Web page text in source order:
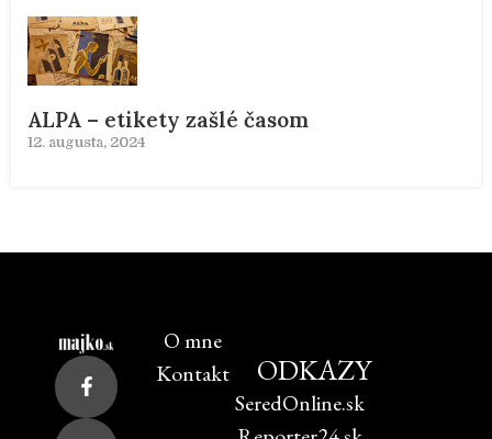
ALPA – etikety zašlé časom
12. augusta, 2024
O mne
Kontakt
ODKAZY
SeredOnline.sk